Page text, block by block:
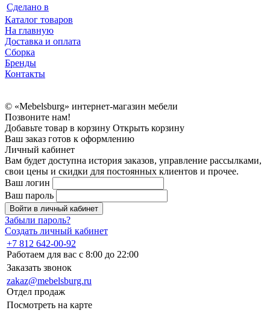
Сделано в
Каталог товаров
На главную
Доставка и оплата
Сборка
Бренды
Контакты
© «Mebelsburg» интернет-магазин мебели
Позвоните нам!
Добавьте товар в корзину Открыть корзину
Ваш заказ готов к оформлению
Личный кабинет
Вам будет доступна история заказов, управление рассылками,
свои цены и скидки для постоянных клиентов и прочее.
Ваш логин
Ваш пароль
Войти в личный кабинет
Забыли пароль?
Создать личный кабинет
+7 812 642-00-92
Работаем для вас с 8:00 до 22:00
Заказать звонок
zakaz@mebelsburg.ru
Отдел продаж
Посмотреть на карте